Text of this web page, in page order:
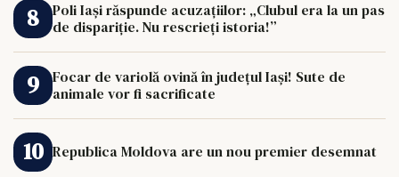
Poli Iași răspunde acuzațiilor: „Clubul era la un pas
de dispariție. Nu rescrieți istoria!”
Focar de variolă ovină în județul Iași! Sute de
animale vor fi sacrificate
Republica Moldova are un nou premier desemnat